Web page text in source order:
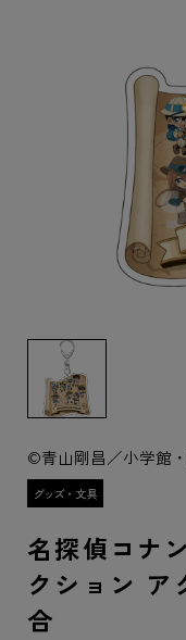
©青山剛昌／小学館
名探偵コナ
クション ア
合